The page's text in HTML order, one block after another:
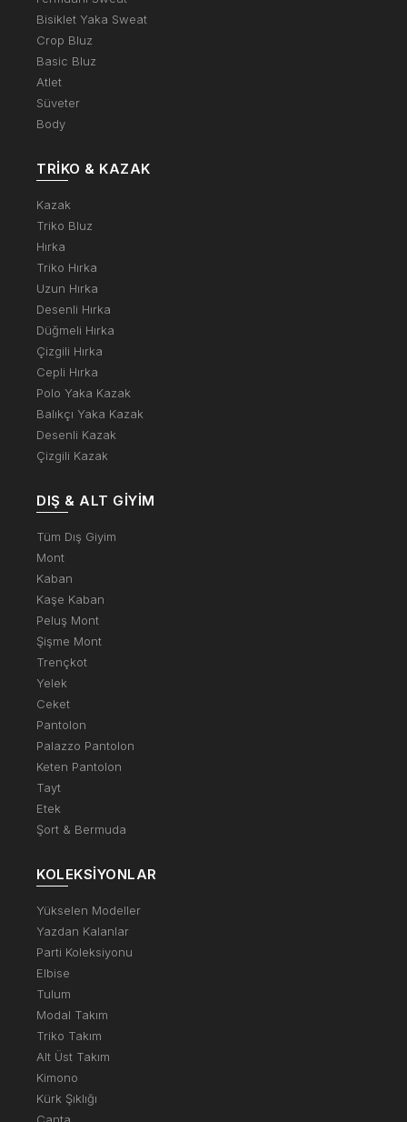
Bisiklet Yaka Sweat
Crop Bluz
Basic Bluz
Atlet
Süveter
Body
TRIKO & KAZAK
Kazak
Triko Bluz
Hırka
Triko Hırka
Uzun Hırka
Desenli Hırka
Düğmeli Hırka
Çizgili Hırka
Cepli Hırka
Polo Yaka Kazak
Balıkçı Yaka Kazak
Desenli Kazak
Çizgili Kazak
DIŞ & ALT GIYIM
Tüm Dış Giyim
Mont
Kaban
Kaşe Kaban
Peluş Mont
Şişme Mont
Trençkot
Yelek
Ceket
Pantolon
Palazzo Pantolon
Keten Pantolon
Tayt
Etek
Şort & Bermuda
KOLEKSIYONLAR
Yükselen Modeller
Yazdan Kalanlar
Parti Koleksiyonu
Elbise
Tulum
Modal Takım
Triko Takım
Alt Üst Takım
Kimono
Kürk Şıklığı
Çanta